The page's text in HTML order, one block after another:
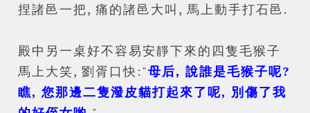
捏諸邑一把, 痛的諸邑大叫, 馬上動手打石邑.
殿中另一桌好不容易安靜下來的四隻毛猴子
馬上大笑, 劉胥口快:"母后, 說誰是毛猴子呢?
瞧, 您那邊二隻潑皮貓打起來了呢, 別傷了我